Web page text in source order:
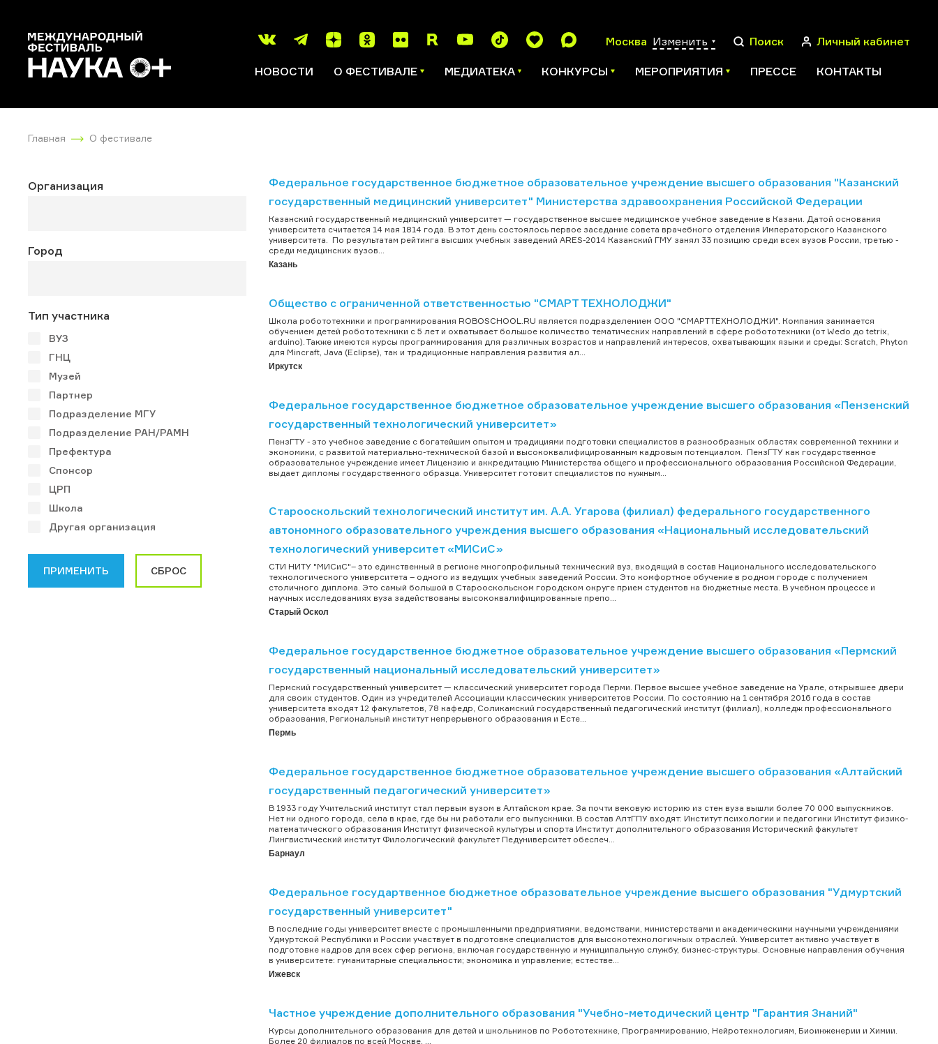
Москва Изменить Поиск Личный кабинет
НОВОСТИ О ФЕСТИВАЛЕ МЕДИАТЕКА КОНКУРСЫ МЕРОПРИЯТИЯ ПРЕССЕ КОНТАКТЫ
Главная О фестивале
Организация
Город
Тип участника
ВУЗ
ГНЦ
Музей
Партнер
Подразделение МГУ
Подразделение РАН/РАМН
Префектура
Спонсор
ЦРП
Школа
Другая организация
Федеральное государственное бюджетное образовательное учреждение высшего образования "Казанский
государственный медицинский университет" Министерства здравоохранения Российской Федерации
Казанский государственный медицинский университет — государственное высшее медицинское учебное заведение в Казани. Датой основания
университета считается 14 мая 1814 года. В этот день состоялось первое заседание совета врачебного отделения Императорского Казанского
университета. По результатам рейтинга высших учебных заведений ARES-2014 Казанский ГМУ занял 33 позицию среди всех вузов России, третью -
среди медицинских вузов...
Казань
Общество с ограниченной ответственностью "СМАРТ ТЕХНОЛОДЖИ"
Школа робототехники и программирования ROBOSCHOOL.RU является подразделением ООО "СМАРТ ТЕХНОЛОДЖИ". Компания занимается
обучением детей робототехники с 5 лет и охватывает большое количество тематических направлений в сфере робототехники (от Wedo до tetrix,
arduino). Также имеются курсы программирования для различных возрастов и направлений интересов, охватывающих языки и среды: Scratch, Phyton
для Mincraft, Java (Eclipse), так и традиционные направления развития ал...
Иркутск
Федеральное государственное бюджетное образовательное учреждение высшего образования «Пензенский
государственный технологический университет»
ПензГТУ - это учебное заведение с богатейшим опытом и традициями подготовки специалистов в разнообразных областях современной техники и
экономики, с развитой материально-технической базой и высококвалифицированным кадровым потенциалом. ПензГТУ как государственное
образовательное учреждение имеет Лицензию и аккредитацию Министерства общего и профессионального образования Российской Федерации,
выдает дипломы государственного образца. Университет готовит специалистов по нужным...
Старооскольский технологический институт им. А.А. Угарова (филиал) федерального государственного
автономного образовательного учреждения высшего образования «Национальный исследовательский
технологический университет «МИСиС»
СТИ НИТУ "МИСиС"– это единственный в регионе многопрофильный технический вуз, входящий в состав Национального исследовательского
технологического университета – одного из ведущих учебных заведений России. Это комфортное обучение в родном городе с получением
столичного диплома. Это самый большой в Старооскольском городском округе прием студентов на бюджетные места. В учебном процессе и
научных исследованиях вуза задействованы высококвалифицированные препо...
Старый Оскол
Федеральное государственное бюджетное образовательное учреждение высшего образования «Пермский
государственный национальный исследовательский университет»
Пермский государственный университет — классический университет города Перми. Первое высшее учебное заведение на Урале, открывшее двери
для своих студентов. Один из учредителей Ассоциации классических университетов России. По состоянию на 1 сентября 2016 года в состав
университета входят 12 факультетов, 78 кафедр, Соликамский государственный педагогический институт (филиал), колледж профессионального
образования, Региональный институт непрерывного образования и Есте...
Пермь
Федеральное государственное бюджетное образовательное учреждение высшего образования «Алтайский
государственный педагогический университет»
В 1933 году Учительский институт стал первым вузом в Алтайском крае. За почти вековую историю из стен вуза вышли более 70 000 выпускников.
Нет ни одного города, села в крае, где бы ни работали его выпускники. В состав АлтГПУ входят: Институт психологии и педагогики Институт физико-
математического образования Институт физической культуры и спорта Институт дополнительного образования Исторический факультет
Лингвистический институт Филологический факультет Педуниверситет обеспеч...
Барнаул
Федеральное государтвенное бюджетное образовательное учреждение высшего образования "Удмуртский
государственный университет"
В последние годы университет вместе с промышленными предприятиями, ведомствами, министерствами и академическими научными учреждениями
Удмуртской Республики и России участвует в подготовке специалистов для высокотехнологичных отраслей. Университет активно участвует в
подготовке кадров для всех сфер региона, включая государственную и муниципальную службу, бизнес-структуры. Основные направления обучения
в университете: гуманитарные специальности; экономика и управление; естестве...
Ижевск
Частное учреждение дополнительного образования "Учебно-методический центр "Гарантия Знаний"
Курсы дополнительного образования для детей и школьников по Робототехнике, Программированию, Нейротехнологиям, Биоинженерии и Химии.
Более 20 филиалов по всей Москве. ...